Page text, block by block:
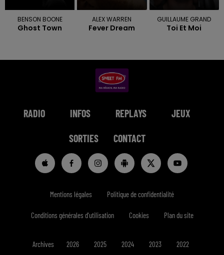
BENSON BOONE
Ghost Town
ALEX WARREN
Fever Dream
GUILLAUME GRAND
Toi Et Moi
RADIO INFOS REPLAYS JEUX
SORTIES CONTACT
Mentions légales Politique de confidentialité
Conditions générales d'utilisation Cookies Plan du site
Archives 2026 2025 2024 2023 2022